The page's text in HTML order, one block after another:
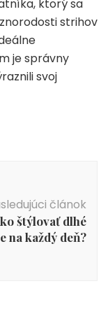
ktorý sa
strihov
je správny
svoj
článok
štýlovať dlhé
na každý deň?